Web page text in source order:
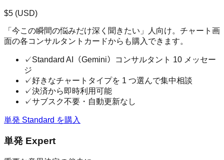
$5 (USD)
「今この瞬間の悩みだけ深く聞きたい」人向け。チャート画
面の各コンサルタントカードからも購入できます。
✓Standard AI（Gemini）コンサルタント 10 メッセー
ジ
✓好きなチャートタイプを 1 つ選んで集中相談
✓決済から即時利用可能
✓サブスク不要・自動更新なし
単発 Standard を購入
単発 Expert